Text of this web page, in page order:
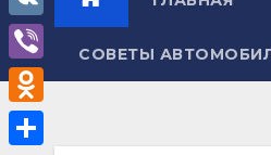
СОВЕТЫ
a
A
e
l
e
g
V
K
V
i
b
O